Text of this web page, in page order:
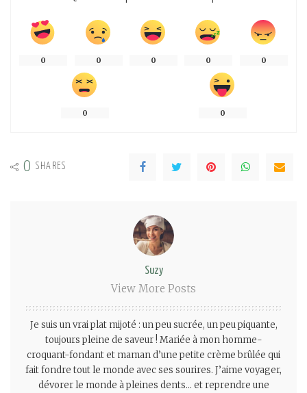
0 0 0 0 0
0 0
0 SHARES
Suzy
View More Posts
Je suis un vrai plat mijoté : un peu sucrée, un peu piquante,
toujours pleine de saveur ! Mariée à mon homme-
croquant-fondant et maman d’une petite crème brûlée qui
fait fondre tout le monde avec ses sourires. J’aime voyager,
dévorer le monde à pleines dents… et reprendre une